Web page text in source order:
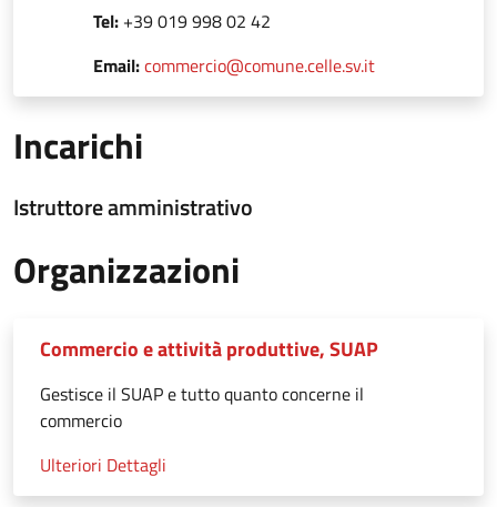
Tel: +39 019 998 02 42
Email:commercio@comune.celle.sv.it
Incarichi
Istruttore amministrativo
Organizzazioni
Commercio e attività produttive, SUAP
Gestisce il SUAP e tutto quanto concerne il
commercio
Ulteriori Dettagli